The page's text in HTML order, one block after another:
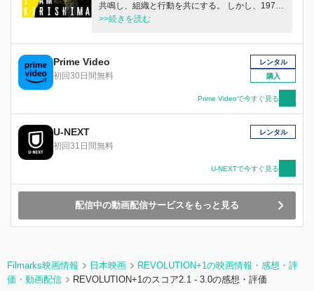
共鳴し、組織と⾏動を共にする。 しかし、1974
年、三菱重⼯爆破事件で多数の犠牲者を出したこ
査によって、壊滅状態に。指名⼿配された桐島は
偽名を使い逃亡、やがて⼯務店での住み込みの職
を得る。 ようやく⼿にした静かな⽣活の中で、
ライブハウスで知り合った歌⼿キーナの歌「時代
遅れ」に⼼を動かされ、相思相愛となるが…。
>>続きを読む
Prime Video
初回30日間無料
レンタル
購入
Prime Videoで今すぐ見る
U-NEXT
初回31日間無料
レンタル
U-NEXTで今すぐ見る
配信中の動画配信サービスをもっと見る
Filmarks映画情報 日本映画
REVOLUTION+1の映画情報・感想・評
価・動画配信
REVOLUTION+1のスコア2.1 - 3.0の感想・評価